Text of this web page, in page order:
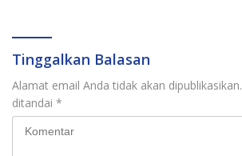
Tinggalkan Balasan
Alamat email Anda tidak akan dipublikasikan.
ditandai *